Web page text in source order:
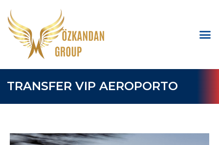
TRANSFER VIP AEROPORTO